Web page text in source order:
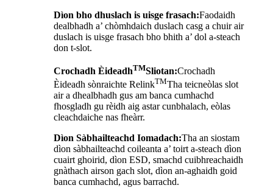
Dìon bho dhuslach is uisge frasach:Faodaidh
dealbhadh a’ chòmhdaich duslach casg a chuir air
duslach is uisge frasach bho bhith a’ dol a-steach
don t-slot.
Crochadh ÈideadhTMSliotan:Crochadh
Èideadh sònraichte RelinkTMTha teicneòlas slot
air a dhealbhadh gus am banca cumhachd
fhosgladh gu rèidh aig astar cunbhalach, eòlas
cleachdaiche nas fheàrr.
Dìon Sàbhailteachd Iomadach:Tha an siostam
dìon sàbhailteachd coileanta a’ toirt a-steach dìon
cuairt ghoirid, dìon ESD, smachd cuibhreachaidh
gnàthach airson gach slot, dìon an-aghaidh goid
banca cumhachd, agus barrachd.